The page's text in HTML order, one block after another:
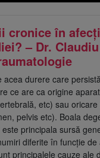
cronice în
– Dr.
acea durere care
ce are ca origine
etc) sau
pelvis etc). Boala
principala sursă
diferite în funcție de
principalele cauze ale